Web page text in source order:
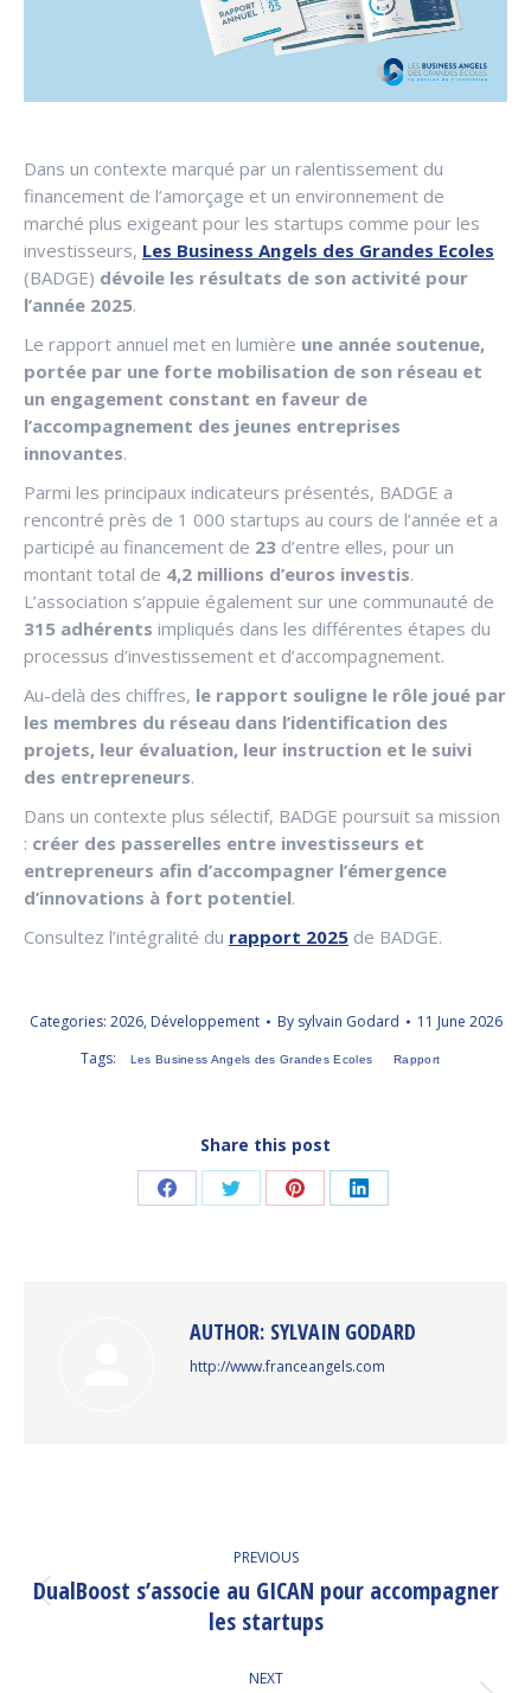
Dans un contexte marqué par un ralentissement du
financement de l’amorçage et un environnement de
marché plus exigeant pour les startups comme pour les
investisseurs, Les Business Angels des Grandes Ecoles
(BADGE) dévoile les résultats de son activité pour
l’année 2025.
Le rapport annuel met en lumière une année soutenue,
portée par une forte mobilisation de son réseau et
un engagement constant en faveur de
l’accompagnement des jeunes entreprises
innovantes.
Parmi les principaux indicateurs présentés, BADGE a
rencontré près de 1 000 startups au cours de l’année et a
participé au financement de 23 d’entre elles, pour un
montant total de 4,2 millions d’euros investis.
L’association s’appuie également sur une communauté de
315 adhérents impliqués dans les différentes étapes du
processus d’investissement et d’accompagnement.
Au-delà des chiffres, le rapport souligne le rôle joué par
les membres du réseau dans l’identification des
projets, leur évaluation, leur instruction et le suivi
des entrepreneurs.
Dans un contexte plus sélectif, BADGE poursuit sa mission
: créer des passerelles entre investisseurs et
entrepreneurs afin d’accompagner l’émergence
d’innovations à fort potentiel.
Consultez l’intégralité du rapport 2025 de BADGE.
Categories: 2026, Développement By sylvain Godard
11 June 2026
Tags:
Les Business Angels des Grandes Ecoles Rapport
Share this post
Share Share Share Share
AUTHOR: SYLVAIN GODARD
http://www.franceangels.com
NAVIGATION
PREVIOUS
Previous
post:
DualBoost s’associe au GICAN pour accompagner
les startups
NEXT